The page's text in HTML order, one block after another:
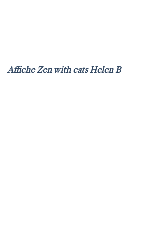
Affiche Zen with cats Helen B